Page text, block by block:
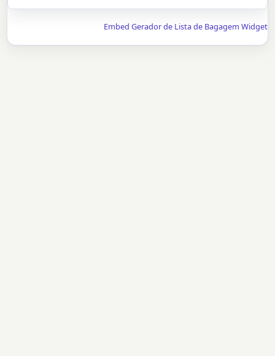
Embed Gerador de Lista de Bagagem Widget